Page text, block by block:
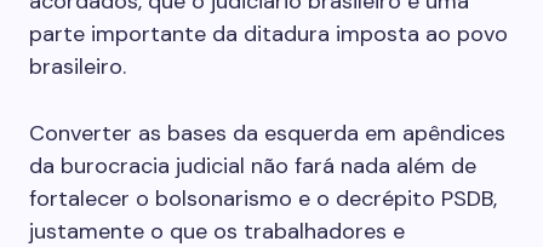
parte importante da ditadura imposta ao povo
brasileiro.
Converter as bases da esquerda em apêndices
da burocracia judicial não fará nada além de
fortalecer o bolsonarismo e o decrépito PSDB,
justamente o que os trabalhadores e